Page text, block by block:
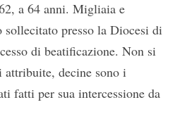
a 64 anni. Migliaia e
presso la Diocesi di
di beatificazione. Non si
attribuite, decine sono i
fatti per sua intercessione da